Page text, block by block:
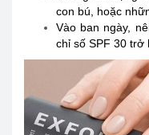
con bú, hoặc
Vào ban ngày,
chỉ số SPF 30 trở